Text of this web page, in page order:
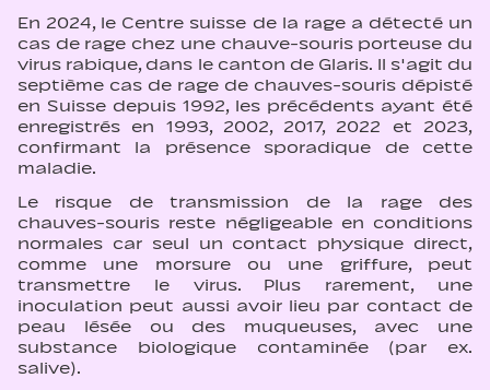
En 2024, le Centre suisse de la rage a détecté un
cas de rage chez une chauve-souris porteuse du
virus rabique, dans le canton de Glaris. Il s'agit du
septième cas de rage de chauves-souris dépisté
en Suisse depuis 1992, les précédents ayant été
enregistrés en 1993, 2002, 2017, 2022 et 2023,
confirmant la présence sporadique de cette
maladie.
Le risque de transmission de la rage des
chauves-souris reste négligeable en conditions
normales car seul un contact physique direct,
comme une morsure ou une griffure, peut
transmettre le virus. Plus rarement, une
inoculation peut aussi avoir lieu par contact de
peau lésée ou des muqueuses, avec une
substance biologique contaminée (par ex.
salive).